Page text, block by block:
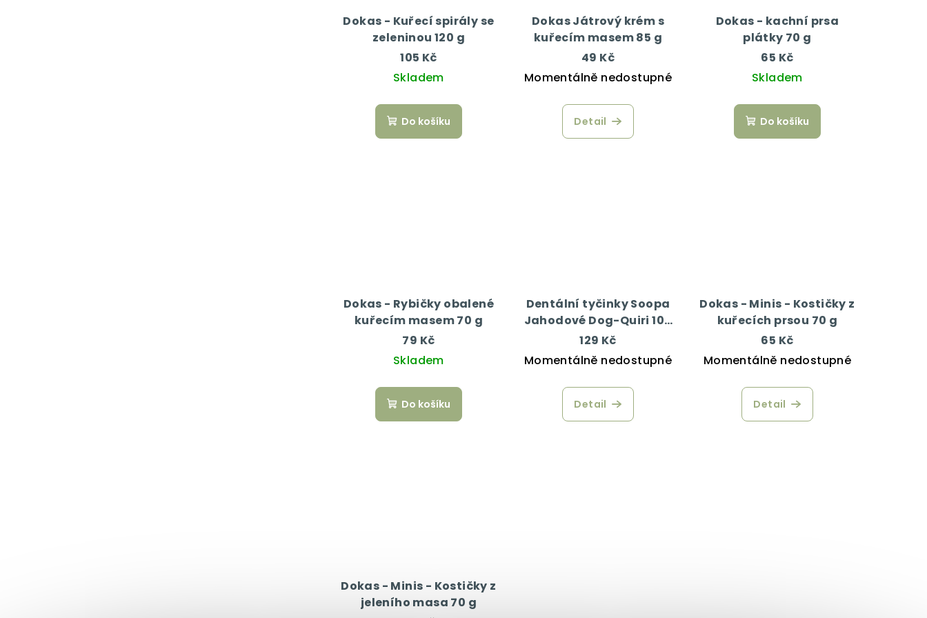
Dokas - Kuřecí spirály se
zeleninou 120 g
105 Kč
Skladem
Do košíku
Dokas Játrový krém s
kuřecím masem 85 g
49 Kč
Momentálně nedostupné
Detail
Dokas - kachní prsa
plátky 70 g
65 Kč
Skladem
Do košíku
Dokas - Rybičky obalené
kuřecím masem 70 g
79 Kč
Skladem
Do košíku
Dentální tyčinky Soopa
Jahodové Dog-Quiri 100
g
129 Kč
Momentálně nedostupné
Detail
Dokas - Minis - Kostičky z
kuřecích prsou 70 g
65 Kč
Momentálně nedostupné
Detail
Dokas - Minis - Kostičky z
jeleního masa 70 g